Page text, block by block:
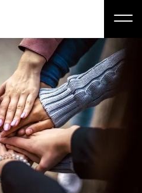
O nas
Studia
Studia podyplomowe i kursy
Kandydat